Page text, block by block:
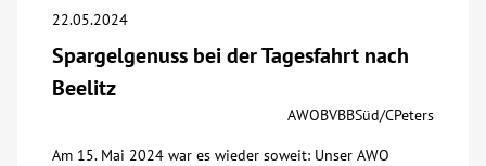
Beratung & Hilfe
22.05.2024
Spargelgenuss bei der Tagesfahrt nach
Beelitz
AWOBVBBSüd/CPeters
Am 15. Mai 2024 war es wieder soweit: Unser AWO